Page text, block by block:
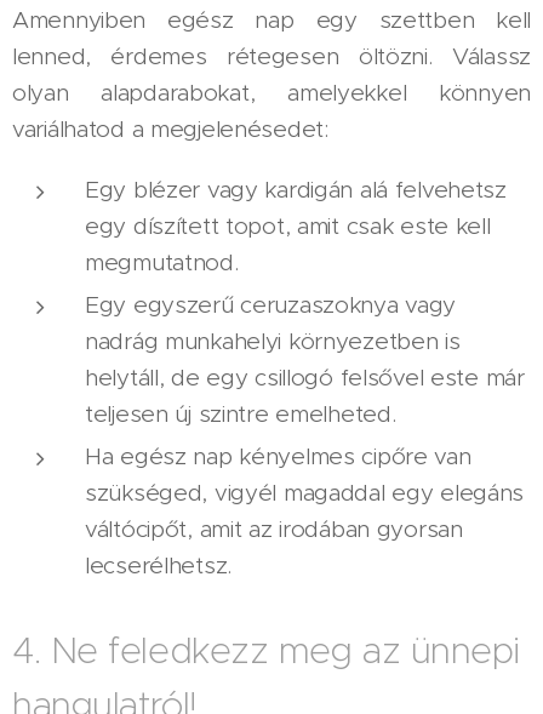
Amennyiben egész nap egy szettben kell
lenned, érdemes rétegesen öltözni. Válassz
olyan alapdarabokat, amelyekkel könnyen
variálhatod a megjelenésedet:
Egy blézer vagy kardigán alá felvehetsz
egy díszített topot, amit csak este kell
megmutatnod.
Egy egyszerű ceruzaszoknya vagy
nadrág munkahelyi környezetben is
helytáll, de egy csillogó felsővel este már
teljesen új szintre emelheted.
Ha egész nap kényelmes cipőre van
szükséged, vigyél magaddal egy elegáns
váltócipőt, amit az irodában gyorsan
lecserélhetsz.
4. Ne feledkezz meg az ünnepi
hangulatról!